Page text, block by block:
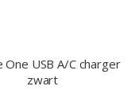
One USB A/C charger
zwart